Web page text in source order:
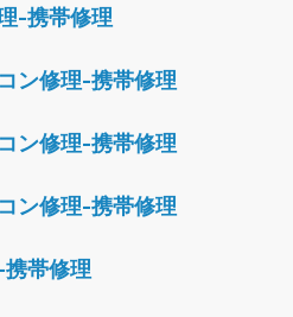
-携帯修理
ン修理-携帯修理
ン修理-携帯修理
ン修理-携帯修理
帯修理